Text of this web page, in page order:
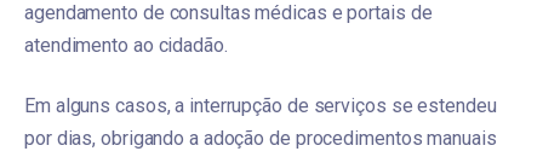
agendamento de consultas médicas e portais de
atendimento ao cidadão.
Em alguns casos, a interrupção de serviços se estendeu
por dias, obrigando a adoção de procedimentos manuais